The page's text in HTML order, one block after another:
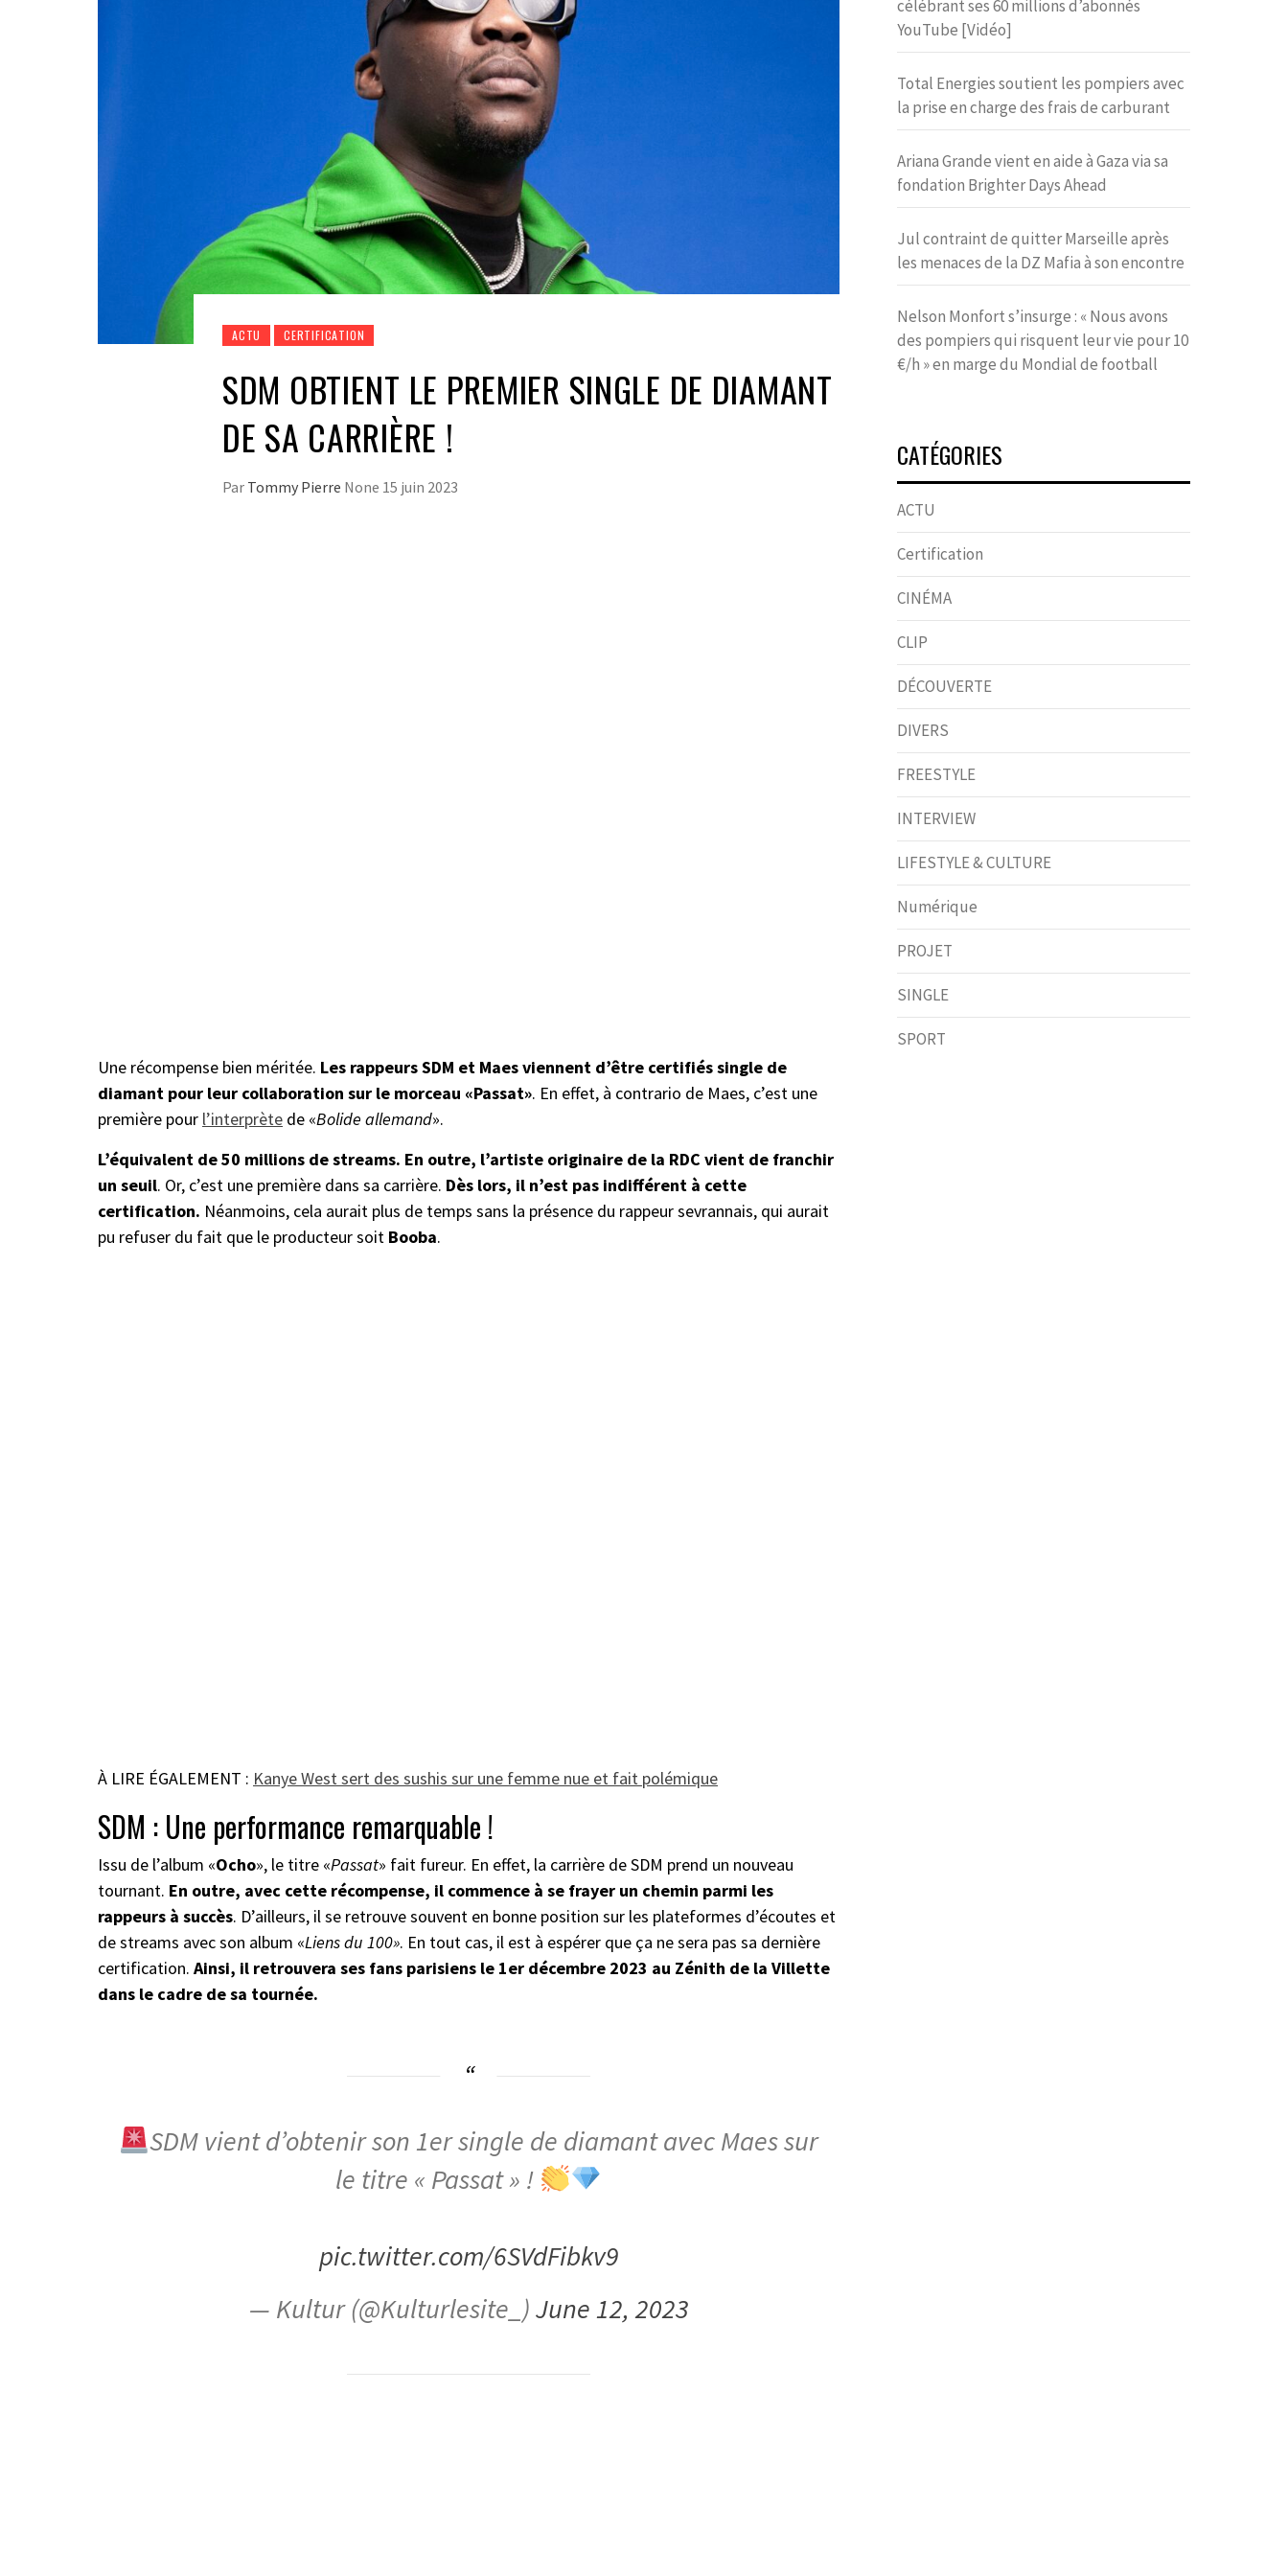
ACTU CERTIFICATION
SDM OBTIENT LE PREMIER SINGLE DE DIAMANT
DE SA CARRIÈRE !
Par Tommy Pierre None 15 juin 2023
Une récompense bien méritée. Les rappeurs SDM et Maes viennent d’être certifiés single de
diamant pour leur collaboration sur le morceau «Passat». En effet, à contrario de Maes, c’est une
première pour l’interprète de «Bolide allemand».
L’équivalent de 50 millions de streams. En outre, l’artiste originaire de la RDC vient de franchir
un seuil. Or, c’est une première dans sa carrière. Dès lors, il n’est pas indifférent à cette
certification. Néanmoins, cela aurait plus de temps sans la présence du rappeur sevrannais, qui aurait
pu refuser du fait que le producteur soit Booba.
À LIRE ÉGALEMENT : Kanye West sert des sushis sur une femme nue et fait polémique
SDM : Une performance remarquable !
Issu de l’album «Ocho», le titre «Passat» fait fureur. En effet, la carrière de SDM prend un nouveau
tournant. En outre, avec cette récompense, il commence à se frayer un chemin parmi les
rappeurs à succès. D’ailleurs, il se retrouve souvent en bonne position sur les plateformes d’écoutes et
de streams avec son album «Liens du 100». En tout cas, il est à espérer que ça ne sera pas sa dernière
certification. Ainsi, il retrouvera ses fans parisiens le 1er décembre 2023 au Zénith de la Villette
dans le cadre de sa tournée.
SDM vient d’obtenir son 1er single de diamant avec Maes sur
le titre « Passat » !
pic.twitter.com/6SVdFibkv9
— Kultur (@Kulturlesite_)June 12, 2023
célébrant ses 60 millions d’abonnés
YouTube [Vidéo]
Total Energies soutient les pompiers avec
la prise en charge des frais de carburant
Ariana Grande vient en aide à Gaza via sa
fondation Brighter Days Ahead
Jul contraint de quitter Marseille après
les menaces de la DZ Mafia à son encontre
Nelson Monfort s’insurge : « Nous avons
des pompiers qui risquent leur vie pour 10
€/h » en marge du Mondial de football
CATÉGORIES
ACTU
Certification
CINÉMA
CLIP
DÉCOUVERTE
DIVERS
FREESTYLE
INTERVIEW
LIFESTYLE & CULTURE
Numérique
PROJET
SINGLE
SPORT